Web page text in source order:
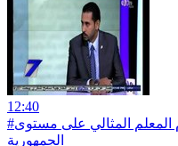
12:40
#السابعة | وزارة التربية والتعليم تكرم المعلم المثالي على مستوى
الجمهورية